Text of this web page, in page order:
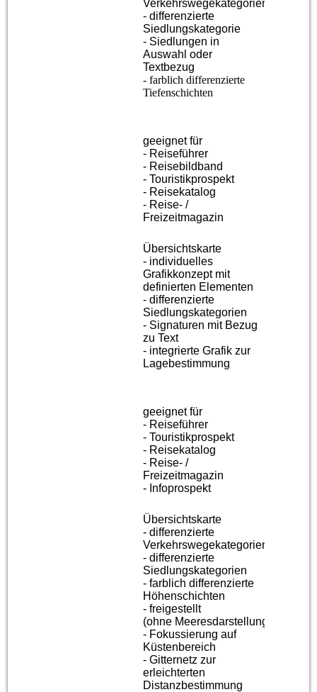
Verkehrswegekategorien
- differenzierte
Siedlungskategorie
- Siedlungen in
Auswahl oder
Textbezug
- farblich differenzierte
Tiefenschichten
geeignet für
- Reiseführer
- Reisebildband
- Touristikprospekt
- Reisekatalog
- Reise- /
Freizeitmagazin
Übersichtskarte
- individuelles
Grafikkonzept mit
definierten Elementen
- differenzierte
Siedlungskategorien
- Signaturen mit Bezug
zu Text
- integrierte Grafik zur
Lagebestimmung
geeignet für
- Reiseführer
- Touristikprospekt
- Reisekatalog
- Reise- /
Freizeitmagazin
- Infoprospekt
Übersichtskarte
- differenzierte
Verkehrswegekategorien
- differenzierte
Siedlungskategorien
- farblich differenzierte
Höhenschichten
- freigestellt
(ohne Meeresdarstellung)
- Fokussierung auf
Küstenbereich
- Gitternetz zur
erleichterten
Distanzbestimmung